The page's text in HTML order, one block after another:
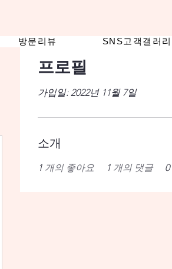
프로필
가입일: 2022년 11월 7일
소개
1 개의 좋아요 1 개의 댓글 0
방문리뷰 SNS고객갤러리